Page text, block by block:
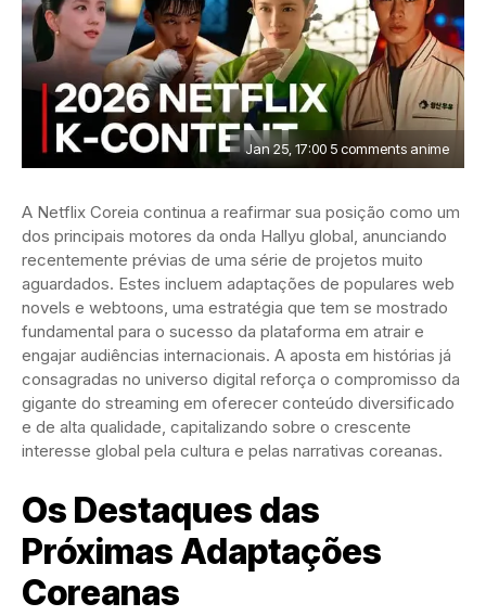
Jan 25, 17:00 5 comments anime
A Netflix Coreia continua a reafirmar sua posição como um
dos principais motores da onda Hallyu global, anunciando
recentemente prévias de uma série de projetos muito
aguardados. Estes incluem adaptações de populares web
novels e webtoons, uma estratégia que tem se mostrado
fundamental para o sucesso da plataforma em atrair e
engajar audiências internacionais. A aposta em histórias já
consagradas no universo digital reforça o compromisso da
gigante do streaming em oferecer conteúdo diversificado
e de alta qualidade, capitalizando sobre o crescente
interesse global pela cultura e pelas narrativas coreanas.
Os Destaques das
Próximas Adaptações
Coreanas